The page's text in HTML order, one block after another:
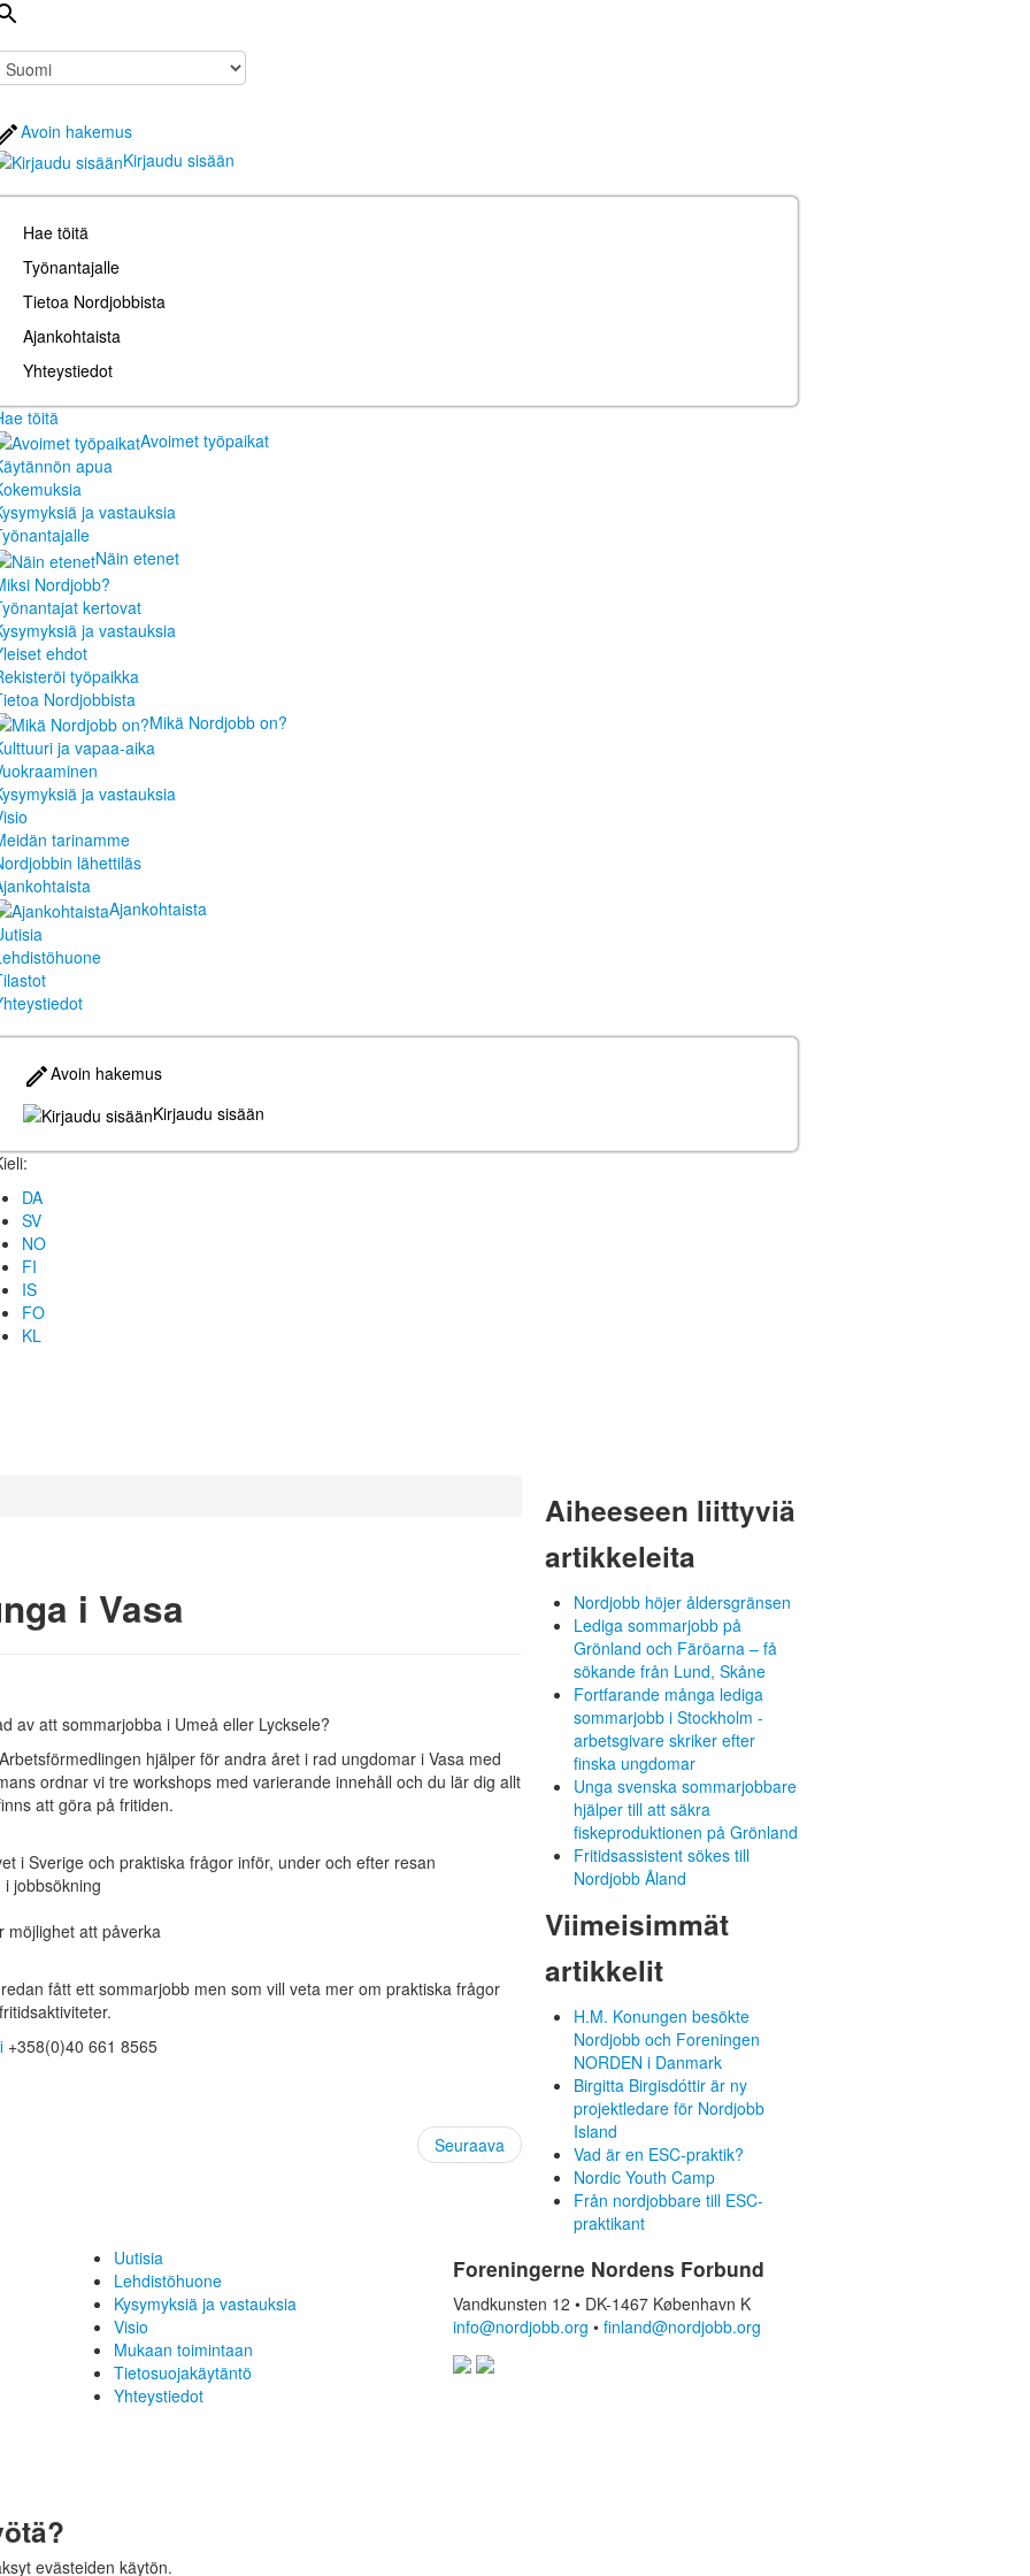
Avoin hakemus
Kirjaudu sisään
Hae töitä
Työnantajalle
Tietoa Nordjobbista
Ajankohtaista
Yhteystiedot
töitä
Avoimet työpaikat
apua
ja vastauksia
Näin etenet
Nordjobb?
kertovat
ja vastauksia
ehdot
työpaikka
Nordjobbista
Mikä Nordjobb on?
ja vapaa-aika
ja vastauksia
tarinamme
lähettiläs
Ajankohtaista
Avoin hakemus
Kirjaudu sisään
DA
SV
NO
FI
IS
FO
KL
i Vasa
av att sommarjobba i Umeå eller Lycksele?
hjälper för andra året i rad ungdomar i Vasa med
ordnar vi tre workshops med varierande innehåll och du lär dig allt
att göra på fritiden.
i Sverige och praktiska frågor inför, under och efter resan
jobbsökning
möjlighet att påverka
fått ett sommarjobb men som vill veta mer om praktiska frågor
+358(0)40 661 8565
Seuraava
Aiheeseen liittyviä
artikkeleita
Nordjobb höjer åldersgränsen
Lediga sommarjobb på
Grönland och Färöarna – få
sökande från Lund, Skåne
Fortfarande många lediga
sommarjobb i Stockholm -
arbetsgivare skriker efter
finska ungdomar
Unga svenska sommarjobbare
hjälper till att säkra
fiskeproduktionen på Grönland
Fritidsassistent sökes till
Nordjobb Åland
Viimeisimmät
artikkelit
H.M. Konungen besökte
Nordjobb och Foreningen
NORDEN i Danmark
Birgitta Birgisdóttir är ny
projektledare för Nordjobb
Island
Vad är en ESC-praktik?
Nordic Youth Camp
Från nordjobbare till ESC-
praktikant
Uutisia
Lehdistöhuone
Kysymyksiä ja vastauksia
Visio
Mukaan toimintaan
Tietosuojakäytäntö
Yhteystiedot
Foreningerne Nordens Forbund
Vandkunsten 12 • DK-1467 København K
info@nordjobb.org • finland@nordjobb.org
evästeiden käytön.